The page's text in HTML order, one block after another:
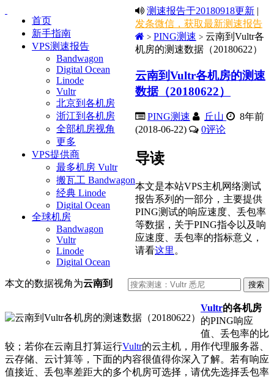
首页
新手指南
VPS测速报告
Bandwagon
Digital Ocean
Linode
Vultr
北京到各机房
浙江到各机房
全部机房视角
更多
VPS提供商
最多机房 Vultr
搬瓦工 Bandwagon
经典 Linode
Digital Ocean
全球机房
Bandwagon
Vultr
Linode
Digital Ocean
测速报告于20180918更新 |
发条微信，获取最新测速报告
> PING测速 > 云南到Vultr各
机房的测速数据（20180622）
云南到Vultr各机房的测速
数据（20180622）
PING测速 丘山
8年前
(2018-06-22)
0评论
导读
本文是本站VPS主机网络测试
报告系列的一部分，主要提供
PING测试的响应速度、丢包率
等数据，关于PING指令以及响
应速度、丢包率的指标意义，
请看这里 。
本文的数据视角为云南到
Vultr的各机房
的PING响应
值、丢包率的比
较；若你在云南且打算运行Vultr的云主机，用作代理服务器、
云存储、云计算等，下面的内容很值得你深入了解。若有响应
值接近、丢包率差距大的多个机房可选择，请优先选择丢包率